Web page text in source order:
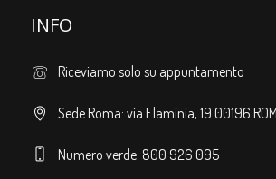
INFO
Riceviamo solo su appuntamento
Sede Roma: via Flaminia, 19 00196
Numero verde: 800 926 095